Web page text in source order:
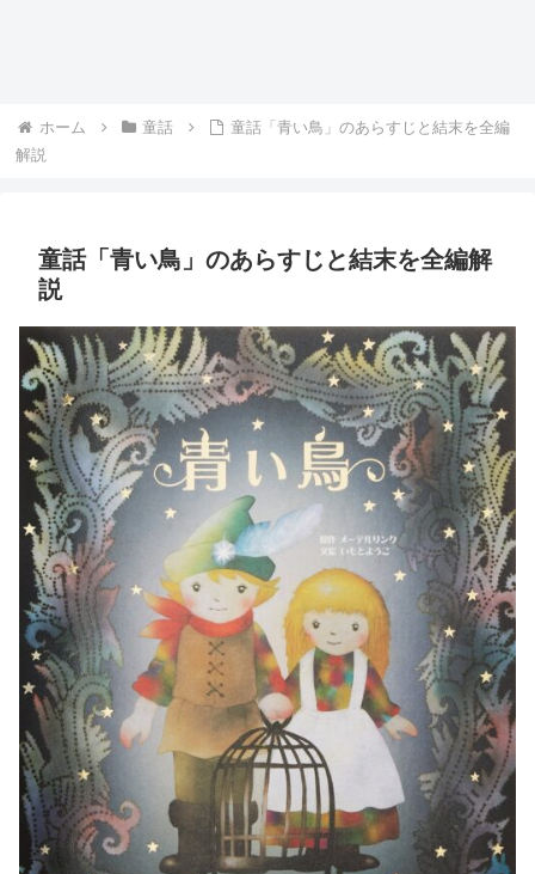
ホーム 童話
童話「青い鳥」のあらすじと結末を全編
解説
童話「青い鳥」のあらすじと結末を全編解
説